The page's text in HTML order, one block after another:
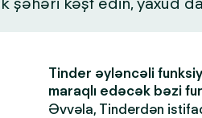
Tinder əyləncəli
maraqlı edəcək bəzi
Əvvəla, Tinderdən